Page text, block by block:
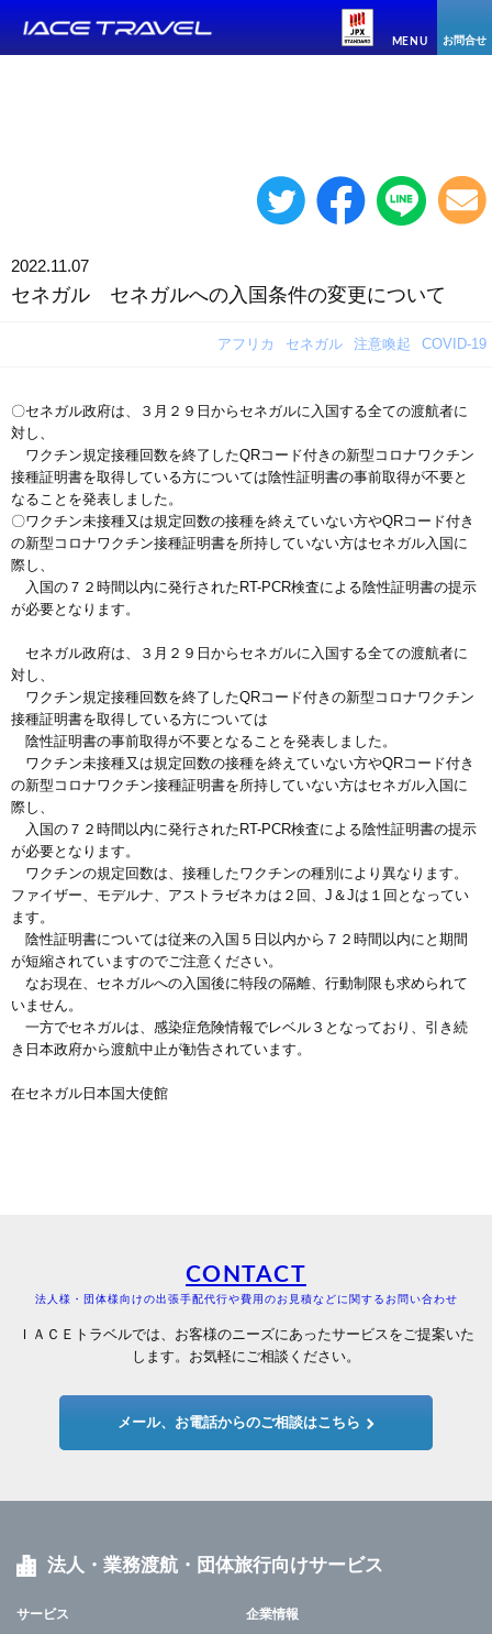
MENU お問合せ
2022.11.07
セネガル セネガルへの入国条件の変更について
アフリカ セネガル 注意喚起 COVID-19
〇セネガル政府は、３月２９日からセネガルに入国する全ての渡航者に
対し、
ワクチン規定接種回数を終了したQRコード付きの新型コロナワクチン
接種証明書を取得している方については陰性証明書の事前取得が不要と
なることを発表しました。
〇ワクチン未接種又は規定回数の接種を終えていない方やQRコード付き
の新型コロナワクチン接種証明書を所持していない方はセネガル入国に
際し、
入国の７２時間以内に発行されたRT-PCR検査による陰性証明書の提示
が必要となります。
セネガル政府は、３月２９日からセネガルに入国する全ての渡航者に
対し、
ワクチン規定接種回数を終了したQRコード付きの新型コロナワクチン
接種証明書を取得している方については
陰性証明書の事前取得が不要となることを発表しました。
ワクチン未接種又は規定回数の接種を終えていない方やQRコード付き
の新型コロナワクチン接種証明書を所持していない方はセネガル入国に
際し、
入国の７２時間以内に発行されたRT-PCR検査による陰性証明書の提示
が必要となります。
ワクチンの規定回数は、接種したワクチンの種別により異なります。
ファイザー、モデルナ、アストラゼネカは２回、J＆Jは１回となってい
ます。
陰性証明書については従来の入国５日以内から７２時間以内にと期間
が短縮されていますのでご注意ください。
なお現在、セネガルへの入国後に特段の隔離、行動制限も求められて
いません。
一方でセネガルは、感染症危険情報でレベル３となっており、引き続
き日本政府から渡航中止が勧告されています。
在セネガル日本国大使館
CONTACT
法人様・団体様向けの出張手配代行や費用のお見積などに関するお問い合わせ
ＩＡＣＥトラベルでは、お客様のニーズにあったサービスをご提案いた
します。お気軽にご相談ください。
メール、お電話からのご相談はこちら
法人・業務渡航・団体旅行向けサービス
サービス 企業情報